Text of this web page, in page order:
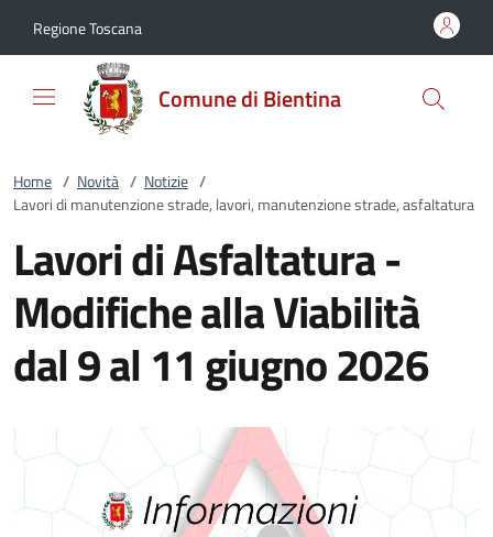
Regione Toscana
Comune di Bientina
Home / Novità / Notizie /
Lavori di manutenzione strade, lavori, manutenzione strade, asfaltatura
Lavori di Asfaltatura -
Modifiche alla Viabilità
dal 9 al 11 giugno 2026